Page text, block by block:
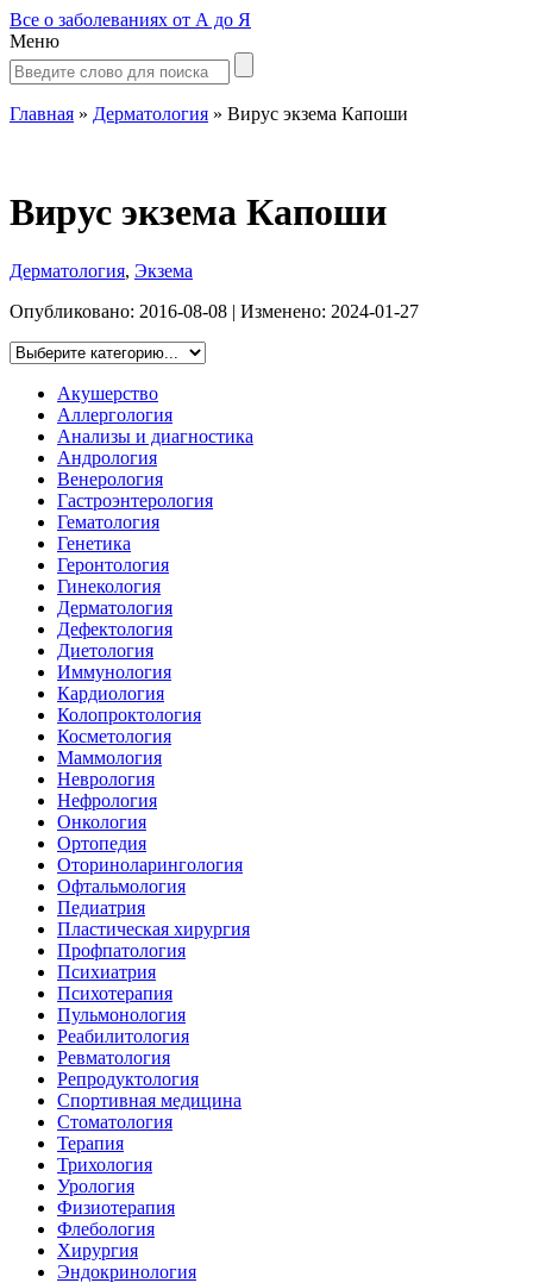
Все о заболеваниях от А до Я
Меню
Главная » Дерматология » Вирус экзема Капоши
Вирус экзема Капоши
Дерматология, Экзема
Опубликовано: 2016-08-08 | Изменено: 2024-01-27
Акушерство
Аллергология
Анализы и диагностика
Андрология
Венерология
Гастроэнтерология
Гематология
Генетика
Геронтология
Гинекология
Дерматология
Дефектология
Диетология
Иммунология
Кардиология
Колопроктология
Косметология
Маммология
Неврология
Нефрология
Онкология
Ортопедия
Оториноларингология
Офтальмология
Педиатрия
Пластическая хирургия
Профпатология
Психиатрия
Психотерапия
Пульмонология
Реабилитология
Ревматология
Репродуктология
Спортивная медицина
Стоматология
Терапия
Трихология
Урология
Физиотерапия
Флебология
Хирургия
Эндокринология